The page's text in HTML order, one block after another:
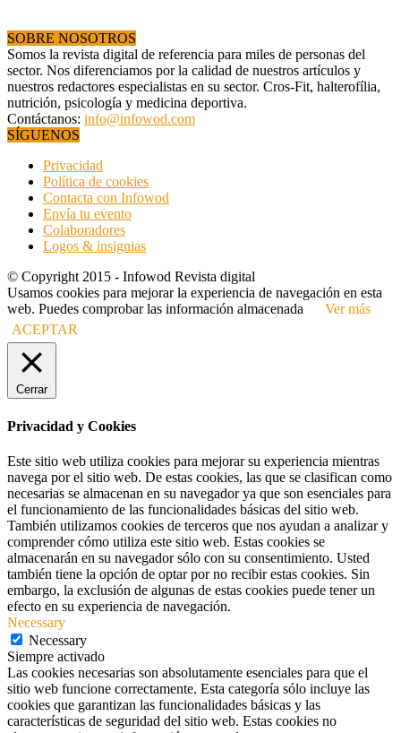
SOBRE NOSOTROS
Somos la revista digital de referencia para miles de personas del
sector. Nos diferenciamos por la calidad de nuestros artículos y
nuestros redactores especialistas en su sector. Cros-Fit, halterofília,
nutrición, psicología y medicina deportiva.
Contáctanos: info@infowod.com
SÍGUENOS
Privacidad
Política de cookies
Contacta con Infowod
Envía tu evento
Colaboradores
Logos & insignias
© Copyright 2015 - Infowod Revista digital
Usamos cookies para mejorar la experiencia de navegación en esta
web. Puedes comprobar las información almacenada
Ver más
ACEPTAR
Cerrar
Privacidad y Cookies
Este sitio web utiliza cookies para mejorar su experiencia mientras
navega por el sitio web. De estas cookies, las que se clasifican como
necesarias se almacenan en su navegador ya que son esenciales para
el funcionamiento de las funcionalidades básicas del sitio web.
También utilizamos cookies de terceros que nos ayudan a analizar y
comprender cómo utiliza este sitio web. Estas cookies se
almacenarán en su navegador sólo con su consentimiento. Usted
también tiene la opción de optar por no recibir estas cookies. Sin
embargo, la exclusión de algunas de estas cookies puede tener un
efecto en su experiencia de navegación.
Necessary
Necessary
Siempre activado
Las cookies necesarias son absolutamente esenciales para que el
sitio web funcione correctamente. Esta categoría sólo incluye las
cookies que garantizan las funcionalidades básicas y las
características de seguridad del sitio web. Estas cookies no